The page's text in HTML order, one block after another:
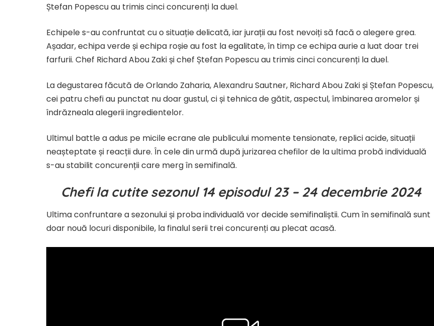
Ștefan Popescu au trimis cinci concurenți la duel.
Echipele s-au confruntat cu o situație delicată, iar jurații au fost nevoiți să facă o alegere grea.
Așadar, echipa verde și echipa roșie au fost la egalitate, în timp ce echipa aurie a luat doar trei
farfurii. Chef Richard Abou Zaki și chef Ștefan Popescu au trimis cinci concurenți la duel.
La degustarea făcută de Orlando Zaharia, Alexandru Sautner, Richard Abou Zaki și Ștefan Popescu,
cei patru chefi au punctat nu doar gustul, ci și tehnica de gătit, aspectul, îmbinarea aromelor și
îndrăzneala alegerii ingredientelor.
Ultimul battle a adus pe micile ecrane ale publicului momente tensionate, replici acide, situații
neașteptate și reacții dure. În cele din urmă după jurizarea chefilor de la ultima probă individuală
s-au stabilit concurenții care merg în semifinală.
Chefi la cutite sezonul 14 episodul 23 – 24 decembrie 2024
Ultima confruntare a sezonului și proba individuală vor decide semifinaliștii. Cum în semifinală sunt
doar nouă locuri disponibile, la finalul serii trei concurenți au plecat acasă.